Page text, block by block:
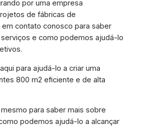
por uma empresa
de fábricas de
contato conosco para saber
e como podemos ajudá-lo
para ajudá-lo a criar uma
800 m2 eficiente e de alta
para saber mais sobre
podemos ajudá-lo a alcançar